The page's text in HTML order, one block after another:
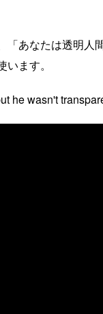
あなたは透明人
ます。
he wasn't